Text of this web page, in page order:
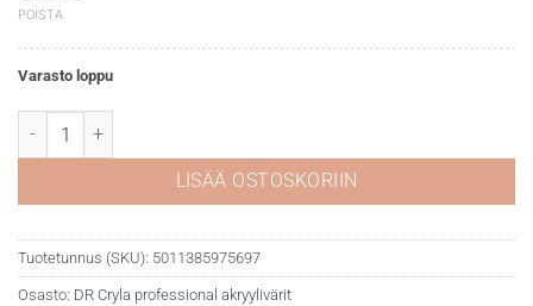
POISTA
Varasto loppu
DR Cryla akryyliväri 123 Ultramarine määrä
LISÄÄ OSTOSKORIIN
Tuotetunnus (SKU): 5011385975697
Osasto: DR Cryla professional akryylivärit